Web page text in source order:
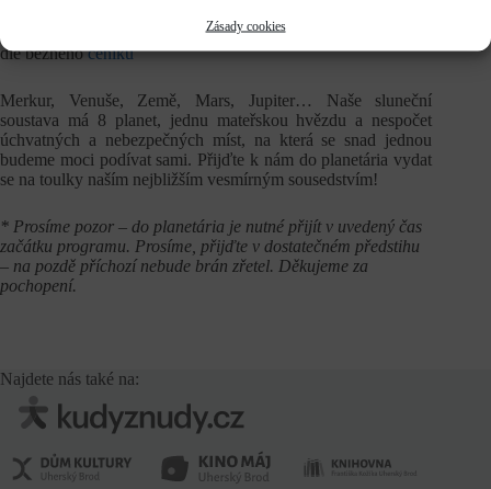
Zásady cookies
dle běžnéhoceníku
Merkur, Venuše, Země, Mars, Jupiter… Naše sluneční
soustava má 8 planet, jednu mateřskou hvězdu a nespočet
úchvatných a nebezpečných míst, na která se snad jednou
budeme moci podívat sami. Přijďte k nám do planetária vydat
se na toulky naším nejbližším vesmírným sousedstvím!
* Prosíme pozor – do planetária je nutné přijít v uvedený čas
začátku programu. Prosíme, přijďte v dostatečném předstihu
– na pozdě příchozí nebude brán zřetel. Děkujeme za
pochopení.
Najdete nás také na: